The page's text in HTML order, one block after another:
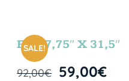
SALE!
FUN 7,75″ X 31,5″
92,00€ 59,00€